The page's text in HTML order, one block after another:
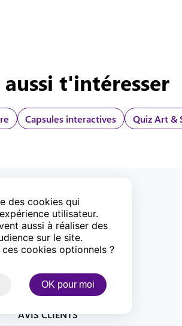
des cookies qui
utilisateur.
aussi à réaliser des
sur le site.
cookies optionnels ?
OK pour moi
t'intéresser
Capsules interactives Quiz Art &
OFFERTE DÈS
100% SÉCURISÉ
AVIS CLIENTS